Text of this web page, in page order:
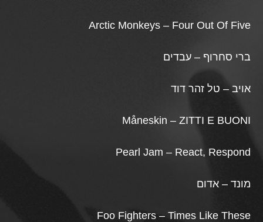
Arctic Monkeys – Four Out Of Five
ברי סחרוף – עבדים
אויב – טל זהר דוד
Måneskin – ZITTI E BUONI
Pearl Jam – React, Respond
מונד – אדום
Foo Fighters – Times Like These